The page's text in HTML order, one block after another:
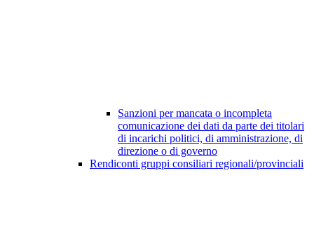
Sanzioni per mancata o incompleta
comunicazione dei dati da parte dei titolari
di incarichi politici, di amministrazione, di
direzione o di governo
Rendiconti gruppi consiliari regionali/provinciali